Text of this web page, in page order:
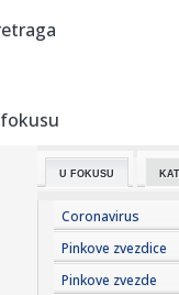
knjiga?
10:15:
10:12:
VELIKI
10:11:Ko je u pravu
ka...
U FOKUSU
Coronavirus
Pinkove zvezdice
Pinkove zvezde